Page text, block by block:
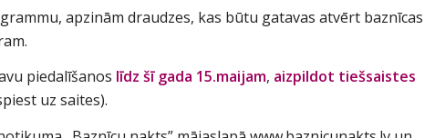
apzinām draudzes, kas būtu gatavas atvērt baznīcas
piedalīšanos līdz šī gada 15.maijam, aizpildot tiešsaistes
uz saites).